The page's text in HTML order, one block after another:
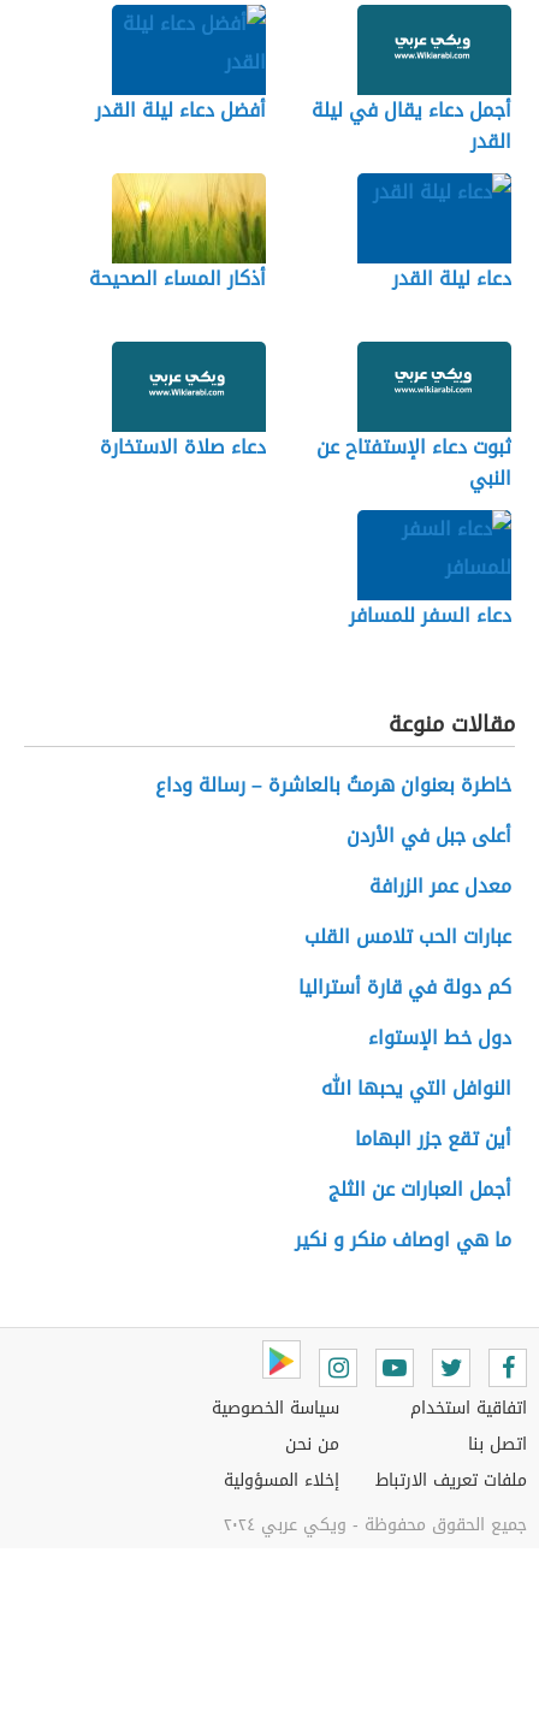
أجمل دعاء يقال في ليلة
القدر
أفضل دعاء ليلة القدر
دعاء ليلة القدر أذكار المساء الصحيحة
ثبوت دعاء الإستفتاح عن
النبي
دعاء صلاة الاستخارة
دعاء السفر للمسافر
مقالات منوعة
خاطرة بعنوان هرمتُ بالعاشرة – رسالة وداع
أعلى جبل في الأردن
معدل عمر الزرافة
عبارات الحب تلامس القلب
كم دولة في قارة أستراليا
دول خط الإستواء
النوافل التي يحبها الله
أين تقع جزر البهاما
أجمل العبارات عن الثلج
ما هي اوصاف منكر و نكير
اتفاقية استخدام
اتصل بنا
ملفات تعريف الارتباط
سياسة الخصوصية
من نحن
إخلاء المسؤولية
جميع الحقوق محفوظة - ويكي عربي ٢٠٢٤